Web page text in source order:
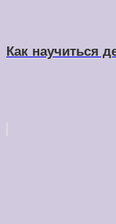
Как научиться